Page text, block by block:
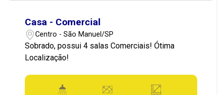
Casa - Comercial
Centro - São Manuel/SP
Sobrado, possui 4 salas Comerciais! Ótima
Localização!